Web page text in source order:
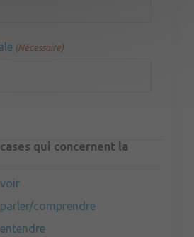
(Nécessaire)
qui concernent la
comprendre